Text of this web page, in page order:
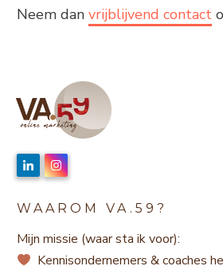
Neem dan vrijblijvend contact
WAAROM VA.59?
Mijn missie (waar sta ik voor):
Kennisondernemers & coaches